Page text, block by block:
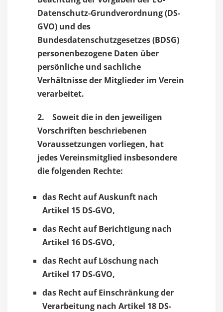
Datenschutz-Grundverordnung (DS-
GVO) und des
Bundesdatenschutzgesetzes (BDSG)
personenbezogene Daten über
persönliche und sachliche
Verhältnisse der Mitglieder im Verein
verarbeitet.
2. Soweit die in den jeweiligen
Vorschriften beschriebenen
Voraussetzungen vorliegen, hat
jedes Vereinsmitglied insbesondere
die folgenden Rechte:
das Recht auf Auskunft nach
Artikel 15 DS-GVO,
das Recht auf Berichtigung nach
Artikel 16 DS-GVO,
das Recht auf Löschung nach
Artikel 17 DS-GVO,
das Recht auf Einschränkung der
Verarbeitung nach Artikel 18 DS-